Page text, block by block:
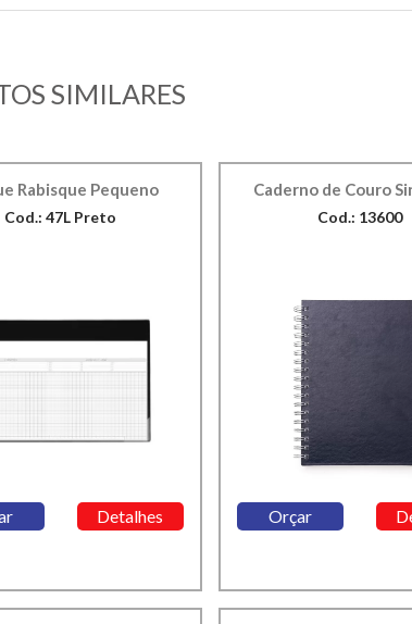
SIMILARES
Rabisque Pequeno
Cod.: 47L Preto
Detalhes
Caderno de Couro
Cod.: 13600
Orçar